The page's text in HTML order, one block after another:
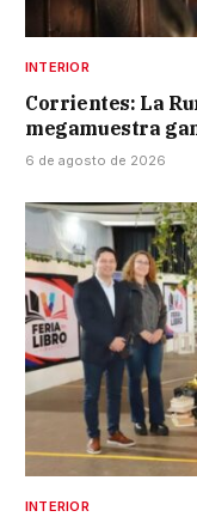
INTERIOR
Corrientes: La
megamuestra
6 de agosto de 2026
INTERIOR